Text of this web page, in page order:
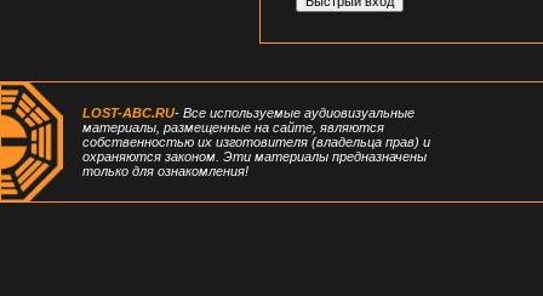
LOST-ABC.RU- Все используемые аудиовизуальные
материалы, размещенные на сайте, являются
собственностью их изготовителя (владельца прав) и
охраняются законом. Эти материалы предназначены
только для ознакомления!